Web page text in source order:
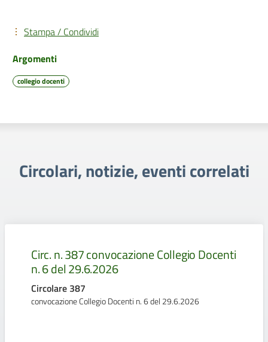
Stampa / Condividi
Argomenti
collegio docenti
Circolari, notizie, eventi correlati
Circ. n. 387 convocazione Collegio Docenti
n. 6 del 29.6.2026
Circolare 387
convocazione Collegio Docenti n. 6 del 29.6.2026